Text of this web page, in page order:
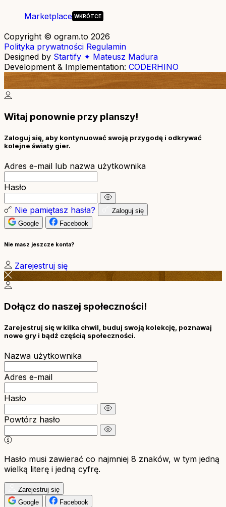
Marketplace
Copyright © ogram.to 2026
Polityka prywatności Regulamin
Designed by Startify ✦ Mateusz Madura
Development & Implementation: CODERHINO
Witaj ponownie przy planszy!
Zaloguj się, aby kontynuować swoją przygodę i odkrywać
kolejne światy gier.
Adres e-mail lub nazwa użytkownika
Hasło
Nie pamiętasz hasła?
Zaloguj się
Google
Facebook
Nie masz jeszcze konta?
Zarejestruj się
Dołącz do naszej społeczności!
Zarejestruj się w kilka chwil, buduj swoją kolekcję, poznawaj
nowe gry i bądź częścią społeczności.
Nazwa użytkownika
Adres e-mail
Hasło
Powtórz hasło
Hasło musi zawierać co najmniej 8 znaków, w tym jedną
wielką literę i jedną cyfrę.
Zarejestruj się
Google
Facebook